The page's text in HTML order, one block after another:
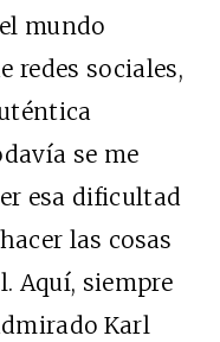
mundo
redes sociales,
se me
esa dificultad
las cosas
Aquí, siempre
Karl